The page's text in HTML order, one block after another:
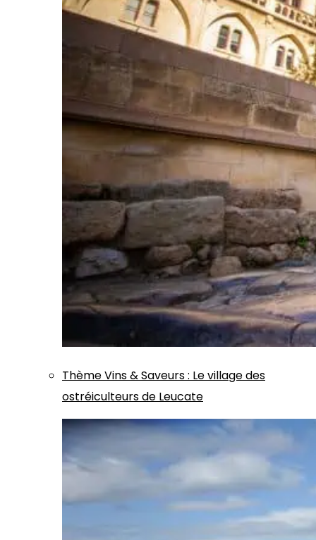
ThèmeVins & Saveurs: Le village des
ostréiculteurs de Leucate